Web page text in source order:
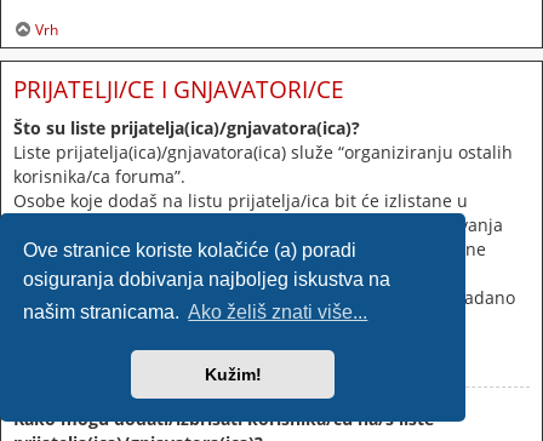
Ove stranice koriste kolačiće (a) poradi
osiguranja dobivanja najboljeg iskustva na
našim stranicama. Ako želiš znati više...
Kužim!
Vrh
PRIJATELJI/CE I GNJAVATORI/CE
Što su liste prijatelja(ica)/gnjavatora(ica)?
Liste prijatelja(ica)/gnjavatora(ica) služe “organiziranju ostalih
korisnika/ca foruma”.
Osobe koje dodaš na listu prijatelja/ica bit će izlistane u
da bi bez pretraživanja
mogao/la vidjeti njihov online status te im poslati privatne
poruke. Postovi i sl. tih osoba mogu biti posvijetljeni.
Postovi osoba koje dodaš na listu gnjavatora/ica bit će zadano
skriveni.
Kako mogu dodati/izbrisati korisnika/cu na/s liste